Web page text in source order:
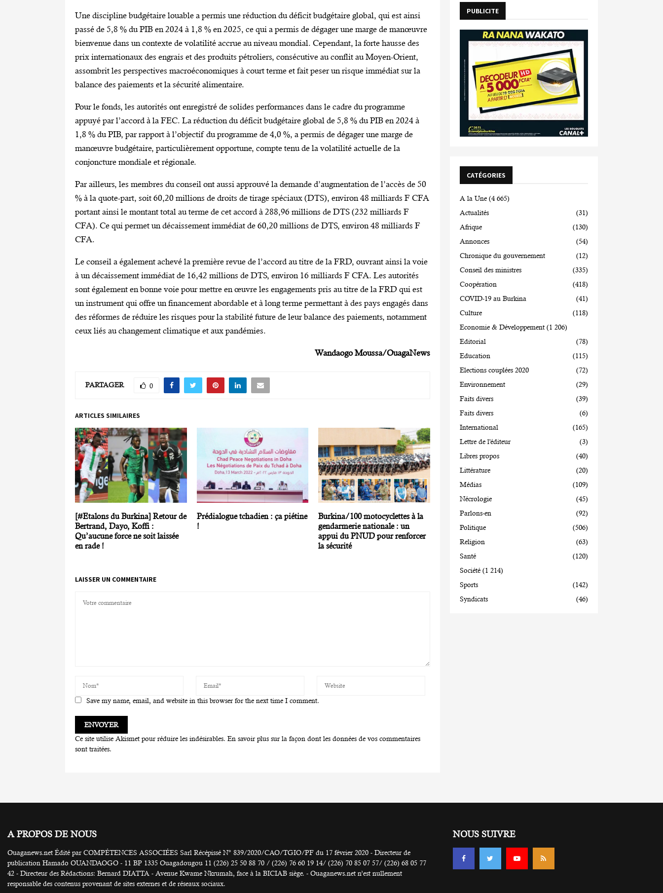
Une discipline budgétaire louable a permis une réduction du déficit budgétaire global, qui est ainsi
passé de 5,8 % du PIB en 2024 à 1,8 % en 2025, ce qui a permis de dégager une marge de manœuvre
bienvenue dans un contexte de volatilité accrue au niveau mondial. Cependant, la forte hausse des
prix internationaux des engrais et des produits pétroliers, consécutive au conflit au Moyen-Orient,
assombrit les perspectives macroéconomiques à court terme et fait peser un risque immédiat sur la
balance des paiements et la sécurité alimentaire.
Pour le fonds, les autorités ont enregistré de solides performances dans le cadre du programme
appuyé par l’accord à la FEC. La réduction du déficit budgétaire global de 5,8 % du PIB en 2024 à
1,8 % du PIB, par rapport à l’objectif du programme de 4,0 %, a permis de dégager une marge de
manœuvre budgétaire, particulièrement opportune, compte tenu de la volatilité actuelle de la
conjoncture mondiale et régionale.
Par ailleurs, les membres du conseil ont aussi approuvé la demande d’augmentation de l’accès de 50
% à la quote-part, soit 60,20 millions de droits de tirage spéciaux (DTS), environ 48 milliards F CFA
portant ainsi le montant total au terme de cet accord à 288,96 millions de DTS (232 milliards F
CFA). Ce qui permet un décaissement immédiat de 60,20 millions de DTS, environ 48 milliards F
CFA.
Le conseil a également achevé la première revue de l’accord au titre de la FRD, ouvrant ainsi la voie
à un décaissement immédiat de 16,42 millions de DTS, environ 16 milliards F CFA. Les autorités
sont également en bonne voie pour mettre en œuvre les engagements pris au titre de la FRD qui est
un instrument qui offre un financement abordable et à long terme permettant à des pays engagés dans
des réformes de réduire les risques pour la stabilité future de leur balance des paiements, notamment
ceux liés au changement climatique et aux pandémies.
Wandaogo Moussa/OuagaNews
PARTAGER 0
ARTICLES SIMILAIRES
[#Etalons du Burkina] Retour de
Bertrand, Dayo, Koffi :
Qu’aucune force ne soit laissée
en rade !
Prédialogue tchadien : ça piétine
!
Burkina/100 motocyclettes à la
gendarmerie nationale : un
appui du PNUD pour renforcer
la sécurité
LAISSER UN COMMENTAIRE
Save my name, email, and website in this browser for the next time I comment.
Ce site utilise Akismet pour réduire les indésirables. En savoir plus sur la façon dont les données de vos commentaires
sont traitées.
PUBLICITE
CATÉGORIES
A la Une (4 665)
Actualités
(31)
Afrique
(130)
Annonces
(54)
Chronique du gouvernement
(12)
Conseil des ministres
(335)
Coopération
(418)
COVID-19 au Burkina
(41)
Culture
(118)
Economie & Développement (1 206)
Editorial
(78)
Education
(115)
Elections couplées 2020
(72)
Environnement
(29)
Faits divers
(39)
Faits divers
(6)
International
(165)
Lettre de l'éditeur
(3)
Libres propos
(40)
Littérature
(20)
Médias
(109)
Nécrologie
(45)
Parlons-en
(92)
Politique
(506)
Religion
(63)
Santé
(120)
Société (1 214)
Sports
(142)
Syndicats
(46)
A PROPOS DE NOUS
Ouaganews.net Édité par COMPÉTENCES ASSOCIÉES Sarl Récépissé N° 839/2020/CAO/TGIO/PF du 17 février 2020 - Directeur de
publication Hamado OUANDAOGO - 11 BP 1335 Ouagadougou 11 (226) 25 50 88 70 / (226) 76 60 19 14/ (226) 70 85 07 57/ (226) 68 05 77
42 - Directeur des Rédactions: Bernard DIATTA - Avenue Kwame Nkrumah, face à la BICIAB siège. - Ouaganews.net n’est nullement
responsable des contenus provenant de sites externes et de réseaux sociaux.
NOUS SUIVRE